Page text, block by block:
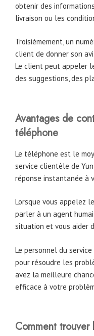
obtenir des
livraison ou les
Troisièmement, un
client de donner son
Le client peut appeler
des suggestions, des
Avantages de
téléphone
Le téléphone est le
service clientèle de
réponse instantanée à
Lorsque vous appelez
parler à un agent
situation et vous aider
Le personnel du
pour résoudre les
avez la meilleure
efficace à votre
Comment